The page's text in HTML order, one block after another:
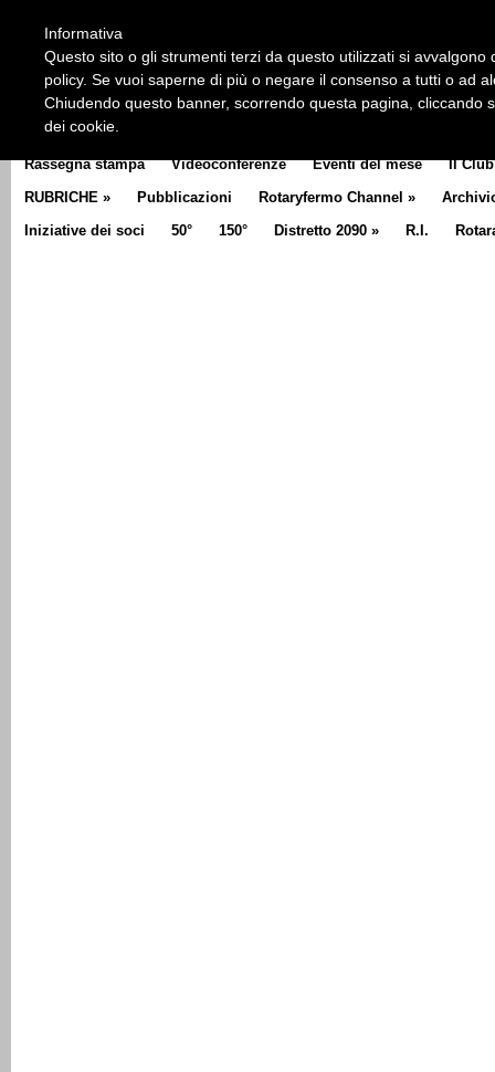
CLUB COMMUNICATOR
Rassegna stampa Videoconferenze Eventi del mese Il Club
RUBRICHE » Pubblicazioni Rotaryfermo Channel »
Iniziative dei soci
50° 150° Distretto 2090 » R.I.
Informativa
Questo sito o gli strumenti terzi da questo utilizzati si
policy. Se vuoi saperne di più o negare il consenso a tutti o ad
Chiudendo questo banner, scorrendo questa pagina, cliccando
dei cookie.